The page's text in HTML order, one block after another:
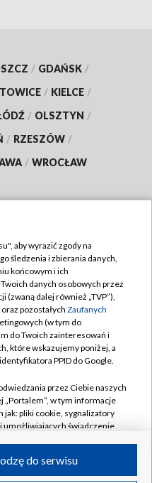
/ GDAŃSK /
/ KIELCE /
/ OLSZTYN /
/ RZESZÓW /
/ WROCŁAW
TVP
aby wyrazić zgody na
śledzenia i zbierania danych,
końcowym i ich
danych osobowych przez
(zwaną dalej również „TVP”),
oraz pozostałych Zaufanych
(w tym do
do Twoich zainteresowań i
które wskazujemy poniżej, a
PPID do Google.
przez Ciebie naszych
„Portalem”, w tym informacje
jak: pliki cookie, sygnalizatory
umożliwiających świadczenie
do serwisu